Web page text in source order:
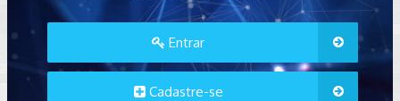
Entrar
Cadastre-se